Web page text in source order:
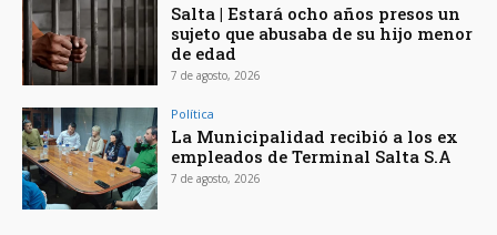
Salta | Estará ocho años presos un
sujeto que abusaba de su hijo menor
de edad
7 de agosto, 2026
Política
La Municipalidad recibió a los ex
empleados de Terminal Salta S.A
7 de agosto, 2026